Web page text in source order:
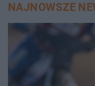
NAJNOWSZE